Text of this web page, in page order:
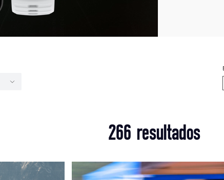
266 resultados